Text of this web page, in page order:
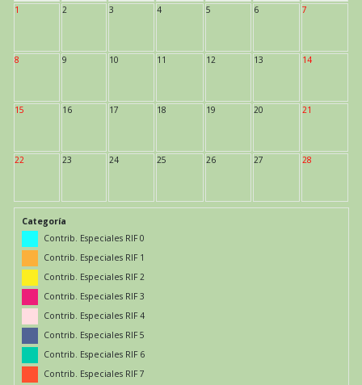
1 2 3 4 5 6 7
8 9 10 11 12 13 14
15 16 17 18 19 20 21
22 23 24 25 26 27 28
Categoría
Contrib. Especiales RIF 0
Contrib. Especiales RIF 1
Contrib. Especiales RIF 2
Contrib. Especiales RIF 3
Contrib. Especiales RIF 4
Contrib. Especiales RIF 5
Contrib. Especiales RIF 6
Contrib. Especiales RIF 7